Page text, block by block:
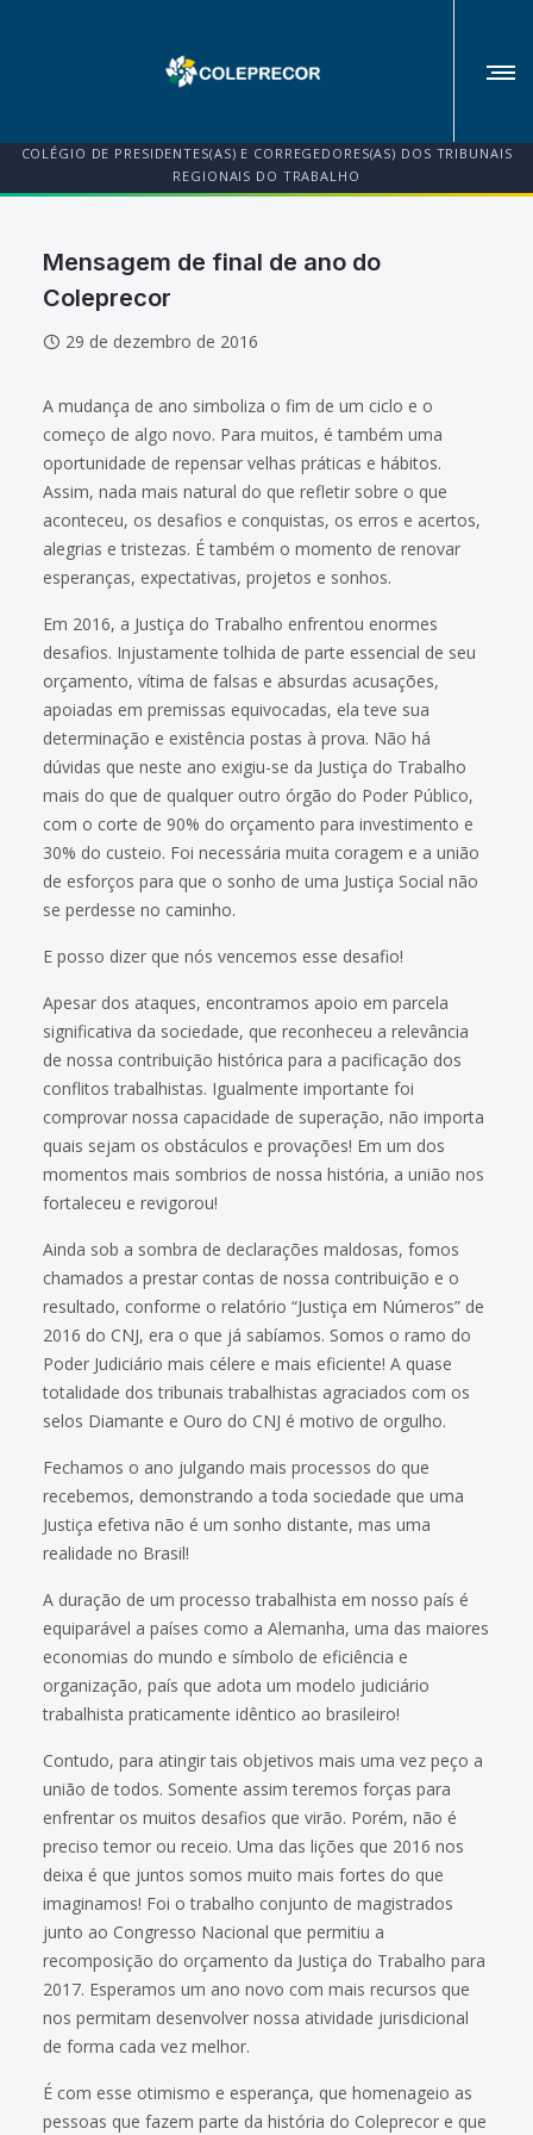
COLÉGIO DE PRESIDENTES(AS) E CORREGEDORES(AS) DOS TRIBUNAIS
REGIONAIS DO TRABALHO
Mensagem de final de ano do
Coleprecor
29 de dezembro de 2016
A mudança de ano simboliza o fim de um ciclo e o
começo de algo novo. Para muitos, é também uma
oportunidade de repensar velhas práticas e hábitos.
Assim, nada mais natural do que refletir sobre o que
aconteceu, os desafios e conquistas, os erros e acertos,
alegrias e tristezas. É também o momento de renovar
esperanças, expectativas, projetos e sonhos.
Em 2016, a Justiça do Trabalho enfrentou enormes
desafios. Injustamente tolhida de parte essencial de seu
orçamento, vítima de falsas e absurdas acusações,
apoiadas em premissas equivocadas, ela teve sua
determinação e existência postas à prova. Não há
dúvidas que neste ano exigiu-se da Justiça do Trabalho
mais do que de qualquer outro órgão do Poder Público,
com o corte de 90% do orçamento para investimento e
30% do custeio. Foi necessária muita coragem e a união
de esforços para que o sonho de uma Justiça Social não
se perdesse no caminho.
E posso dizer que nós vencemos esse desafio!
Apesar dos ataques, encontramos apoio em parcela
significativa da sociedade, que reconheceu a relevância
de nossa contribuição histórica para a pacificação dos
conflitos trabalhistas. Igualmente importante foi
comprovar nossa capacidade de superação, não importa
quais sejam os obstáculos e provações! Em um dos
momentos mais sombrios de nossa história, a união nos
fortaleceu e revigorou!
Ainda sob a sombra de declarações maldosas, fomos
chamados a prestar contas de nossa contribuição e o
resultado, conforme o relatório “Justiça em Números” de
2016 do CNJ, era o que já sabíamos. Somos o ramo do
Poder Judiciário mais célere e mais eficiente! A quase
totalidade dos tribunais trabalhistas agraciados com os
selos Diamante e Ouro do CNJ é motivo de orgulho.
Fechamos o ano julgando mais processos do que
recebemos, demonstrando a toda sociedade que uma
Justiça efetiva não é um sonho distante, mas uma
realidade no Brasil!
A duração de um processo trabalhista em nosso país é
equiparável a países como a Alemanha, uma das maiores
economias do mundo e símbolo de eficiência e
organização, país que adota um modelo judiciário
trabalhista praticamente idêntico ao brasileiro!
Contudo, para atingir tais objetivos mais uma vez peço a
união de todos. Somente assim teremos forças para
enfrentar os muitos desafios que virão. Porém, não é
preciso temor ou receio. Uma das lições que 2016 nos
deixa é que juntos somos muito mais fortes do que
imaginamos! Foi o trabalho conjunto de magistrados
junto ao Congresso Nacional que permitiu a
recomposição do orçamento da Justiça do Trabalho para
2017. Esperamos um ano novo com mais recursos que
nos permitam desenvolver nossa atividade jurisdicional
de forma cada vez melhor.
É com esse otimismo e esperança, que homenageio as
pessoas que fazem parte da história do Coleprecor e que